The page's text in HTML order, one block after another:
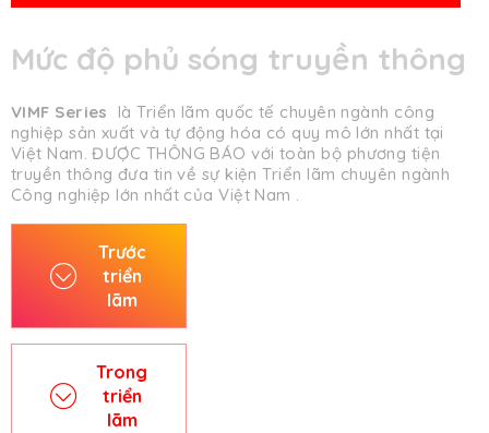
Mức độ phủ sóng truyền thông
VIMF Series
là Triển lãm quốc tế chuyên ngành công
nghiệp sản xuất và tự động hóa có quy mô lớn nhất tại
Việt Nam. ĐƯỢC THÔNG BÁO với toàn bộ phương tiện
truyền thông đưa tin về sự kiện Triển lãm chuyên ngành
Công nghiệp lớn nhất của Việt Nam .
Trước
triển
lãm
Trong
triển
lãm